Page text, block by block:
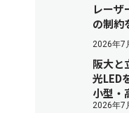
レーザ
の制約
2026年7
阪大と
光LED
小型・
2026年7